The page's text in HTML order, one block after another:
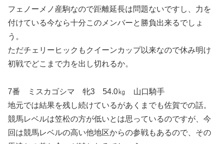
フェノーメノ産駒なので距離延長は問題ないですし、力を
付けている今なら十分このメンバーと勝負出来るでしょ
う。
ただチェリーヒックもクイーンカップ以来なので休み明け
初戦でどこまで力を出し切れるか。
7番 ミスカゴシマ 牝3 54.0㎏ 山口騎手
地元では結果を残し続けているがあくまでも佐賀での話。
競馬レベルは笠松の方が低いとは思っているのですが、今
回は競馬レベルの高い他地区からの参戦もあるので、その